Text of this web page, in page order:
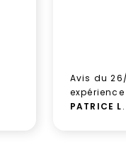
Avis du
PATRICE L.